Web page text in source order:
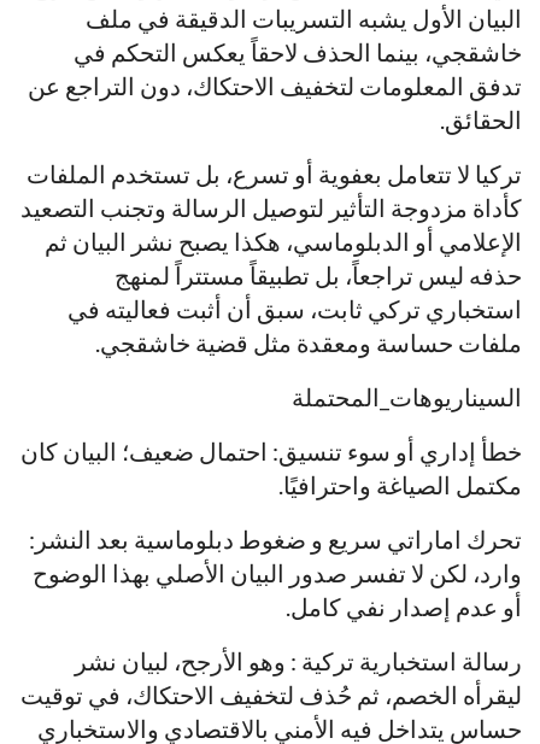
البيان الأول يشبه التسريبات الدقيقة في ملف
خاشقجي، بينما الحذف لاحقاً يعكس التحكم في
تدفق المعلومات لتخفيف الاحتكاك، دون التراجع عن
الحقائق.
تركيا لا تتعامل بعفوية أو تسرع، بل تستخدم الملفات
كأداة مزدوجة التأثير لتوصيل الرسالة وتجنب التصعيد
الإعلامي أو الدبلوماسي، هكذا يصبح نشر البيان ثم
حذفه ليس تراجعاً، بل تطبيقاً مستتراً لمنهج
استخباري تركي ثابت، سبق أن أثبت فعاليته في
ملفات حساسة ومعقدة مثل قضية خاشقجي.
السيناريوهات_المحتملة
خطأ إداري أو سوء تنسيق: احتمال ضعيف؛ البيان كان
مكتمل الصياغة واحترافيًا.
تحرك اماراتي سريع و ضغوط دبلوماسية بعد النشر:
وارد، لكن لا تفسر صدور البيان الأصلي بهذا الوضوح
أو عدم إصدار نفي كامل.
رسالة استخبارية تركية : وهو الأرجح، لبيان نشر
ليقرأه الخصم، ثم حُذف لتخفيف الاحتكاك، في توقيت
حساس يتداخل فيه الأمني بالاقتصادي والاستخباري